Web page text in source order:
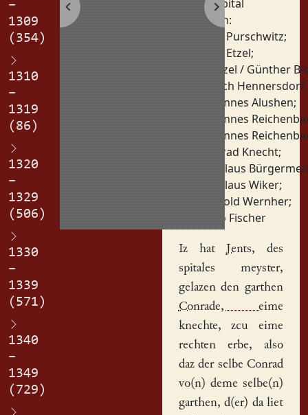
–
1309
(354)
1310
–
1319
(86)
1320
–
1329
(506)
1330
–
1339
(571)
1340
–
1349
(729)
Hospital
Personen:
Fritz Purschwitz;
Fritz Etzel;
Gunzel / Günther
Jensch Hennersdorf;
Johannes Alushen;
Johannes
Johannes
Konrad Knecht;
Nikolaus
Nikolaus Wiker;
Petzold Wernher;
Thilo Fischer
Iz hatJents, des
spitales meyster,
gelazen den garthen
Conrade, eime
knechte, zcu eime
rechten erbe, also
daz der selbe Conrad
vo(n) deme selbe(n)
garthen, d(er) da liet